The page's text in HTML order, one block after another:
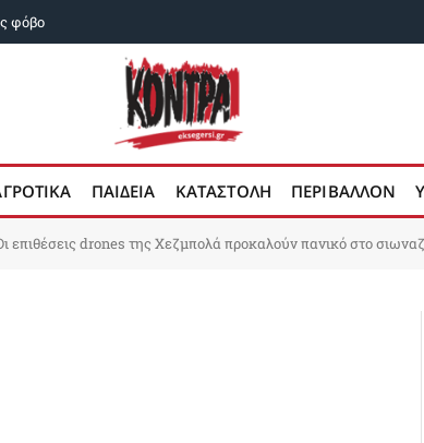
φόβο
ΠΑΙΔΕΙΑ ΚΑΤΑΣΤΟΛΗ ΠΕΡΙΒΑΛΛΟΝ
επιθέσεις drones της Χεζμπολά προκαλούν πανικό στο